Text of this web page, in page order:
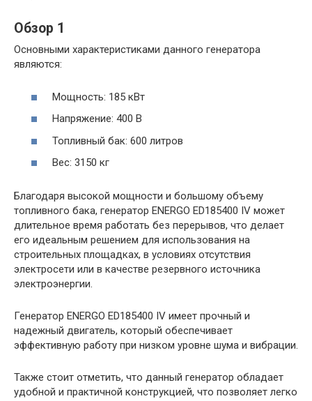
Обзор 1
Основными характеристиками данного генератора
являются:
Мощность: 185 кВт
Напряжение: 400 В
Топливный бак: 600 литров
Вес: 3150 кг
Благодаря высокой мощности и большому объему
топливного бака, генератор ENERGO ED185400 IV может
длительное время работать без перерывов, что делает
его идеальным решением для использования на
строительных площадках, в условиях отсутствия
электросети или в качестве резервного источника
электроэнергии.
Генератор ENERGO ED185400 IV имеет прочный и
надежный двигатель, который обеспечивает
эффективную работу при низком уровне шума и вибрации.
Также стоит отметить, что данный генератор обладает
удобной и практичной конструкцией, что позволяет легко